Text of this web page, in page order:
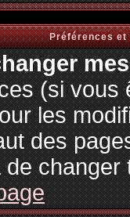
Préférences
(si
les
des